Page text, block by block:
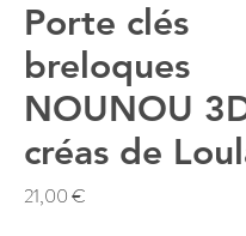
Porte clés
breloques
NOUNOU
créas de
21,00 €